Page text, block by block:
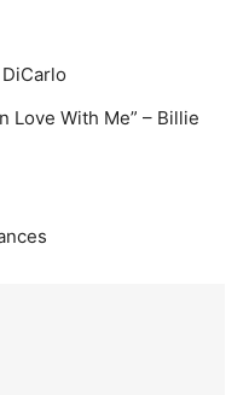
Love With Me” – Billie